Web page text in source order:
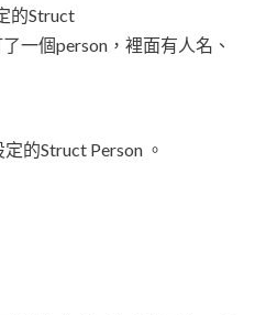
的Struct
一個person，裡面有人名、
的Struct Person 。